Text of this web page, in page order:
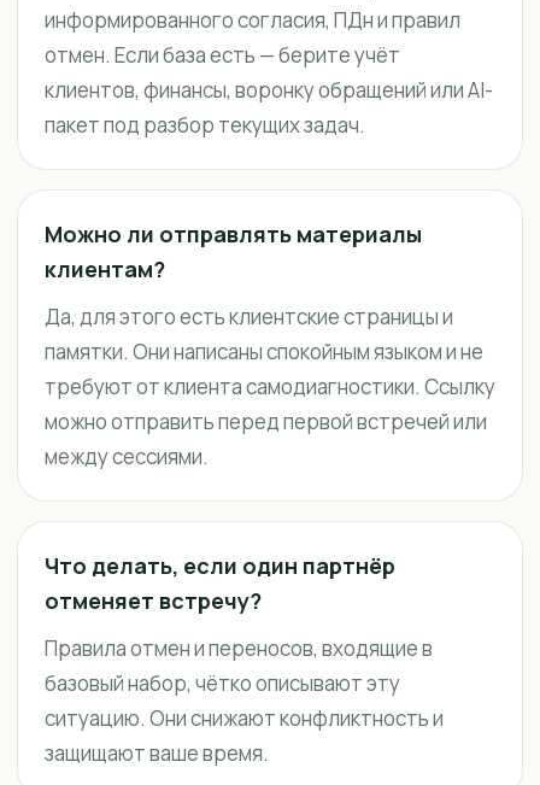
информированного согласия, ПДн и правил
отмен. Если база есть — берите учёт
клиентов, финансы, воронку обращений или AI-
пакет под разбор текущих задач.
Можно ли отправлять материалы
клиентам?
Да, для этого есть клиентские страницы и
памятки. Они написаны спокойным языком и не
требуют от клиента самодиагностики. Ссылку
можно отправить перед первой встречей или
между сессиями.
Что делать, если один партнёр
отменяет встречу?
Правила отмен и переносов, входящие в
базовый набор, чётко описывают эту
ситуацию. Они снижают конфликтность и
защищают ваше время.